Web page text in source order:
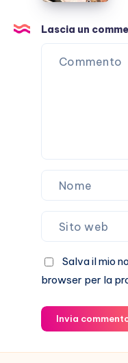
malattia
che
non
passa
Lascia un
Salva il mio
browser per la
Invia